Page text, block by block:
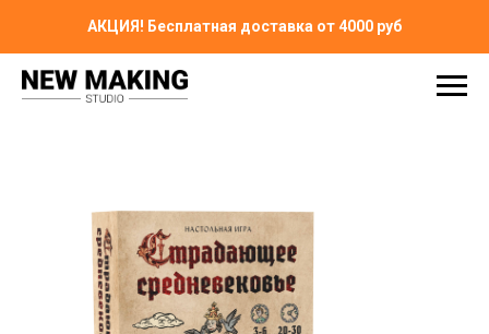
АКЦИЯ! Бесплатная доставка от 4000 руб